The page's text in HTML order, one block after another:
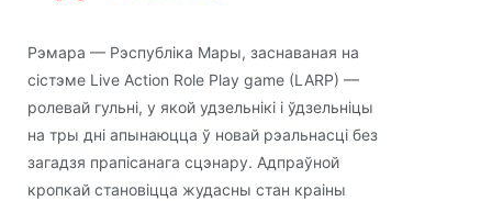
Рэмара — Рэспубліка Мары, заснаваная на
сістэме Live Action Role Play game (LARP) —
ролевай гульні, у якой удзельнікі і ўдзельніцы
на тры дні апынаюцца ў новай рэальнасці без
загадзя прапісанага сцэнару. Адпраўной
кропкай становіцца жудасны стан краіны